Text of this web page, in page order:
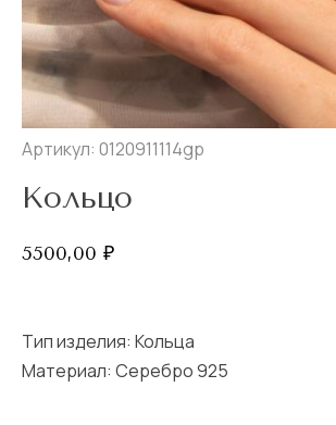
Артикул: 0120911114gp
Кольцо
5500,00 ₽
Тип изделия: Кольца
Материал: Серебро 925